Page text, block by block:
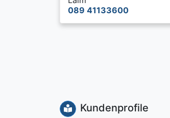
089 41133600
Kundenprofile